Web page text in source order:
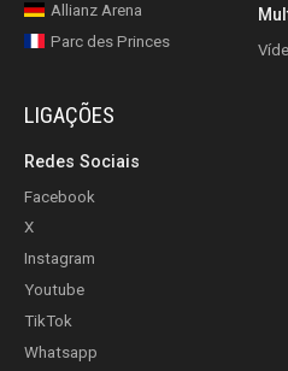
Allianz Arena
Parc des Princes
LIGAÇÕES
Redes Sociais
Facebook
X
Instagram
Youtube
TikTok
Whatsapp